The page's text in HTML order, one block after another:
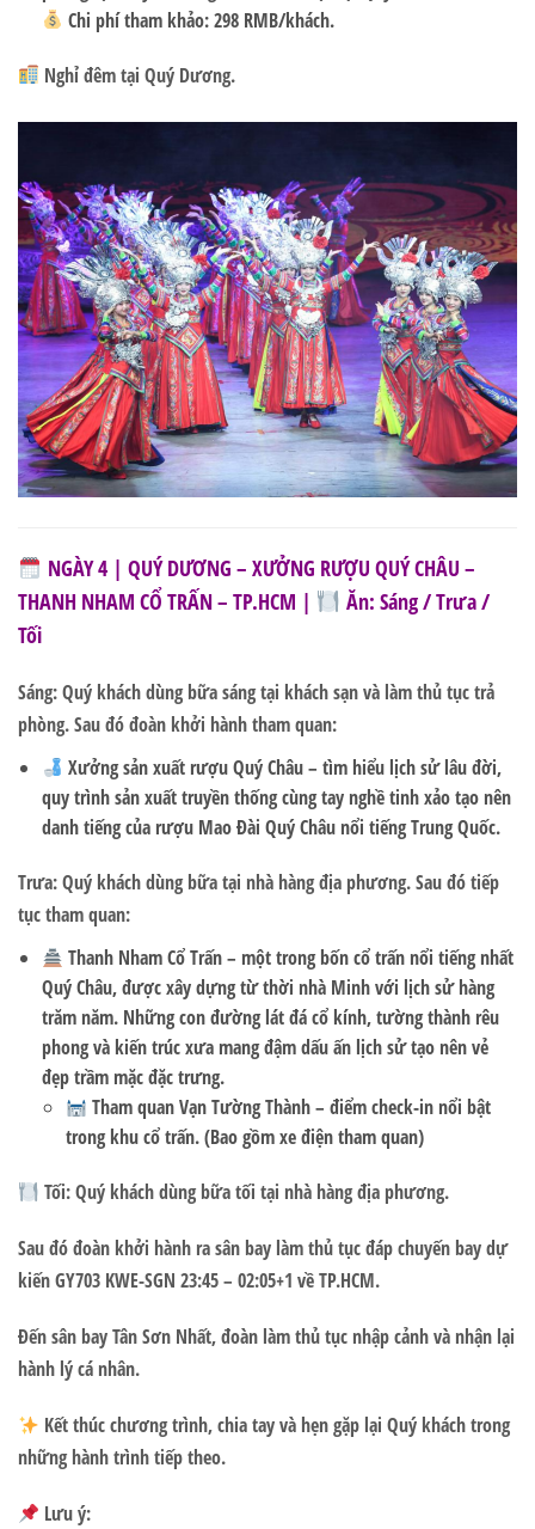
Chi phí tham khảo: 298 RMB/khách.
Nghỉ đêm tại Quý Dương.
NGÀY 4 | QUÝ DƯƠNG – XƯỞNG RƯỢU QUÝ CHÂU –
THANH NHAM CỔ TRẤN – TP.HCM |
Ăn: Sáng / Trưa /
Tối
Sáng: Quý khách dùng bữa sáng tại khách sạn và làm thủ tục trả
phòng. Sau đó đoàn khởi hành tham quan:
Xưởng sản xuất rượu Quý Châu– tìm hiểu lịch sử lâu đời,
quy trình sản xuất truyền thống cùng tay nghề tinh xảo tạo nên
danh tiếng của rượu Mao Đài Quý Châu nổi tiếng Trung Quốc.
Trưa: Quý khách dùng bữa tại nhà hàng địa phương. Sau đó tiếp
tục tham quan:
Thanh Nham Cổ Trấn– một trong bốn cổ trấn nổi tiếng nhất
Quý Châu, được xây dựng từ thời nhà Minh với lịch sử hàng
trăm năm. Những con đường lát đá cổ kính, tường thành rêu
phong và kiến trúc xưa mang đậm dấu ấn lịch sử tạo nên vẻ
đẹp trầm mặc đặc trưng.
Tham quanVạn Tường Thành– điểm check-in nổi bật
trong khu cổ trấn. (Bao gồm xe điện tham quan)
Tối: Quý khách dùng bữa tối tại nhà hàng địa phương.
Sau đó đoàn khởi hành ra sân bay làm thủ tục đáp chuyến bay dự
kiếnGY703 KWE-SGN 23:45 – 02:05+1 về TP.HCM.
Đến sân bay Tân Sơn Nhất, đoàn làm thủ tục nhập cảnh và nhận lại
hành lý cá nhân.
Kết thúc chương trình, chia tay và hẹn gặp lại Quý khách trong
những hành trình tiếp theo.
Lưu ý: